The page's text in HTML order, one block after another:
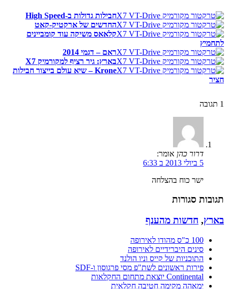
חבילות גדולות ב-High Speed
החדשים של ארקטיק-קאט
קלאאס משיקה עוד קומביינים
לתחמיץ
ראם – דגמי 2014
בארץ: גיר רציף למקורמיק X7
Krone – שיא עולם בייצור חבילות
חציר
1 תגובה
דרור כהן אומר:
5 ביולי 2013 ב 6:33
ישר כוח בהצלחה
תגובות סגורות
בארץ, חדשות מהענף
100 כ"ס מהודו לאירופה
סינים היברידיים לאירופה
התוכניות של קייס וניו הולנד
פירות ראשונים לשת"פ מסי פרגוסון ו-SDF
Continental יוצאת מתחום החקלאות
ימאהה מקימה חטיבה חקלאית